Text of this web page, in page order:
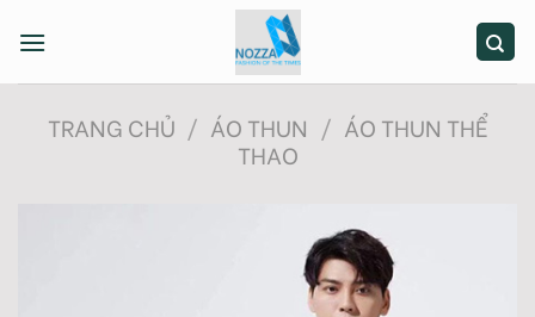
TRANG CHỦ / ÁO THUN / ÁO THUN THỂ
THAO